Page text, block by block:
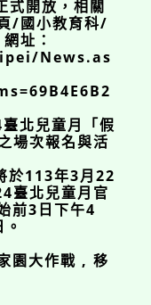
式開放，相關
/國小教育科/
址：
News.as
北兒童月「假
場次報名與活
於113年3月22
臺北兒童月官
前3日下午4
園大作戰 , 移